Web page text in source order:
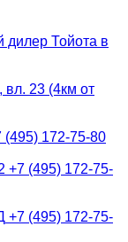
Тойота в
вл. 23 (4км от
(495) 172-75-80
+7 (495) 172-75-
+7 (495) 172-75-